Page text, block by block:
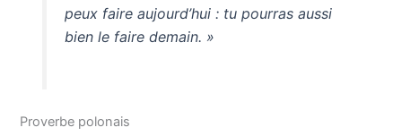
peux faire aujourd’hui : tu pourras aussi
bien le faire demain. »
Proverbe polonais